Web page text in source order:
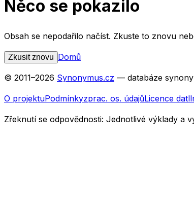
Něco se pokazilo
Obsah se nepodařilo načíst. Zkuste to znovu
Zkusit znovu Domů
© 2011–2026 Synonymus.cz — databáze
O projektuPodmínkyzprac. os. údajůLicence dat
Zřeknutí se odpovědnosti: Jednotlivé výklady a